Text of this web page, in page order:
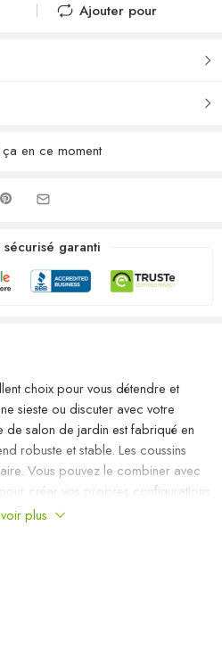
Ajouter pour
en ce moment
sécurisé garanti
choix pour vous détendre et
sieste ou discuter avec votre
de salon de jardin est fabriqué en
robuste et stable. Les coussins
Vous pouvez le combiner avec
créer vos propres configurations
afin de prolonger la durée de vie
tissu (100 % polyester)
plus